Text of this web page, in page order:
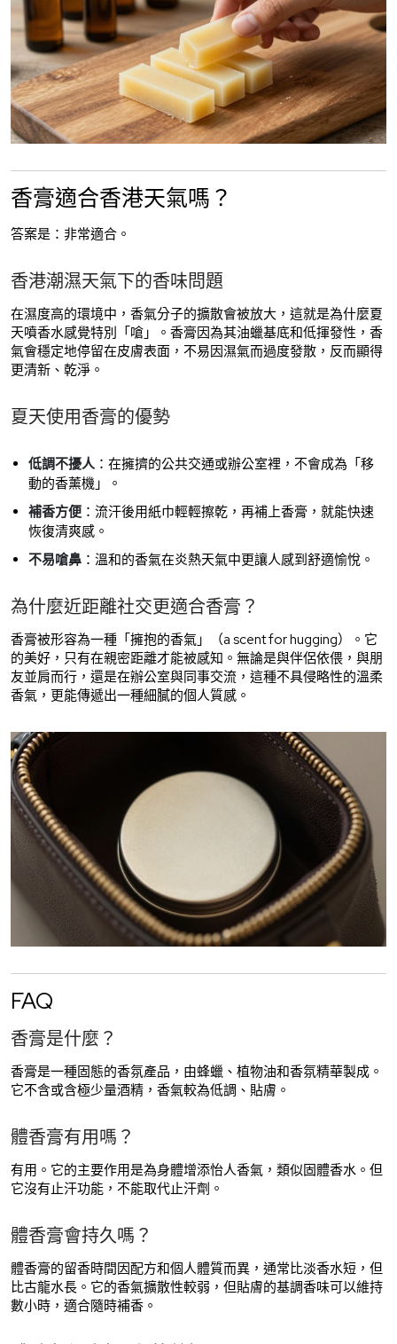
香膏適合香港天氣嗎？
答案是：非常適合。
香港潮濕天氣下的香味問題
在濕度高的環境中，香氣分子的擴散會被放大，這就是為什麼夏
天噴香水感覺特別「嗆」。香膏因為其油蠟基底和低揮發性，香
氣會穩定地停留在皮膚表面，不易因濕氣而過度發散，反而顯得
更清新、乾淨。
夏天使用香膏的優勢
低調不擾人 ：在擁擠的公共交通或辦公室裡，不會成為「移
動的香薰機」。
補香方便 ：流汗後用紙巾輕輕擦乾，再補上香膏，就能快速
恢復清爽感。
不易嗆鼻 ：溫和的香氣在炎熱天氣中更讓人感到舒適愉悅。
為什麼近距離社交更適合香膏？
香膏被形容為一種「擁抱的香氣」（a scent for hugging）。它
的美好，只有在親密距離才能被感知。無論是與伴侶依偎，與朋
友並肩而行，還是在辦公室與同事交流，這種不具侵略性的溫柔
香氣，更能傳遞出一種細膩的個人質感。
FAQ
香膏是什麼？
香膏是一種固態的香氛產品，由蜂蠟、植物油和香氛精華製成。
它不含或含極少量酒精，香氣較為低調、貼膚。
體香膏有用嗎？
有用。它的主要作用是為身體增添怡人香氣，類似固體香水。但
它沒有止汗功能，不能取代止汗劑。
體香膏會持久嗎？
體香膏的留香時間因配方和個人體質而異，通常比淡香水短，但
比古龍水長。它的香氣擴散性較弱，但貼膚的基調香味可以維持
數小時，適合隨時補香。